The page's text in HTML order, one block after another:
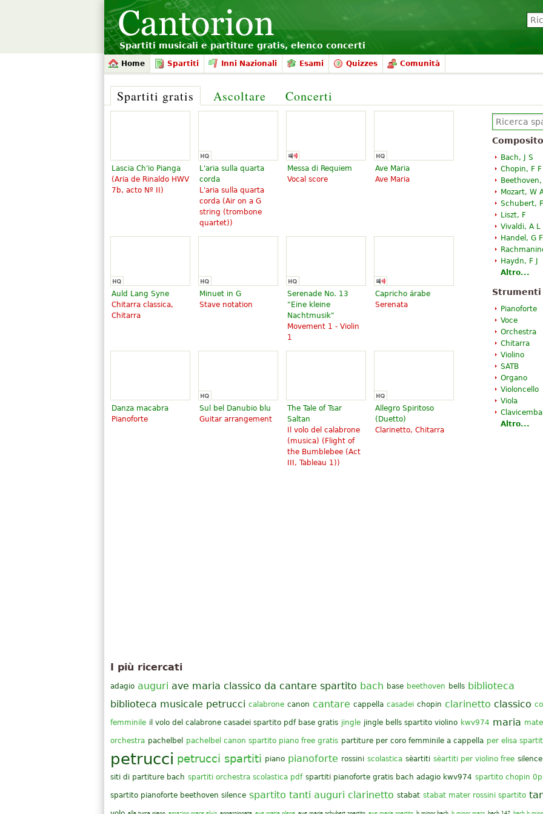
Spartiti musicali e partiture gratis, elenco concerti
Home Spartiti Inni Nazionali Esami Quizzes Comunità
Spartiti gratis Ascoltare Concerti
Bach, J S
Chopin, F F
Mozart, W
Schubert,
Liszt, F
Vivaldi, A L
Handel, G F
Haydn, F J
Altro...
Strumenti
Pianoforte
Voce
Orchestra
Chitarra
Violino
SATB
Organo
Violoncello
Viola
Altro...
Lascia Ch'io Pianga
(Aria de Rinaldo HWV
7b, acto Nº II)
L'aria sulla quarta
corda
L'aria sulla quarta
corda (Air on a G
string (trombone
quartet))
Messa di Requiem
Vocal score
Ave Maria
Ave Maria
Auld Lang Syne
Chitarra classica,
Chitarra
Minuet in G
Stave notation
Serenade No. 13
"Eine kleine
Nachtmusik"
Movement 1 - Violin
1
Capricho árabe
Serenata
Danza macabra
Pianoforte
Sul bel Danubio blu
Guitar arrangement
The Tale of Tsar
Saltan
Il volo del calabrone
(musica) ( Flight of
the Bumblebee (Act
III, Tableau 1))
Allegro Spiritoso
(Duetto)
Clarinetto, Chitarra
I più ricercati
adagio auguri ave maria classico da cantare spartito bach base beethoven bells biblioteca
biblioteca musicale petrucci calabrone canon cantare cappella casadei chopin clarinetto classico
femminile il volo del calabrone casadei spartito pdf base gratis jingle jingle bells spartito violino kwv974 maria
orchestra pachelbel pachelbel canon spartito piano free gratis partiture per coro femminile a cappella per elisa
petrucci petrucci spartiti piano pianoforte rossini scolastica sèartiti sèartiti per violino free silence
siti di partiture bach spartiti orchestra scolastica pdf spartiti pianoforte gratis bach adagio kwv974 spartito chopin
spartito pianoforte beethoven silence spartito tanti auguri clarinetto stabat stabat mater rossini spartito